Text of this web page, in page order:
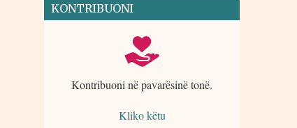
KONTRIBUONI
Kontribuoni në pavarësinë tonë.
Kliko këtu